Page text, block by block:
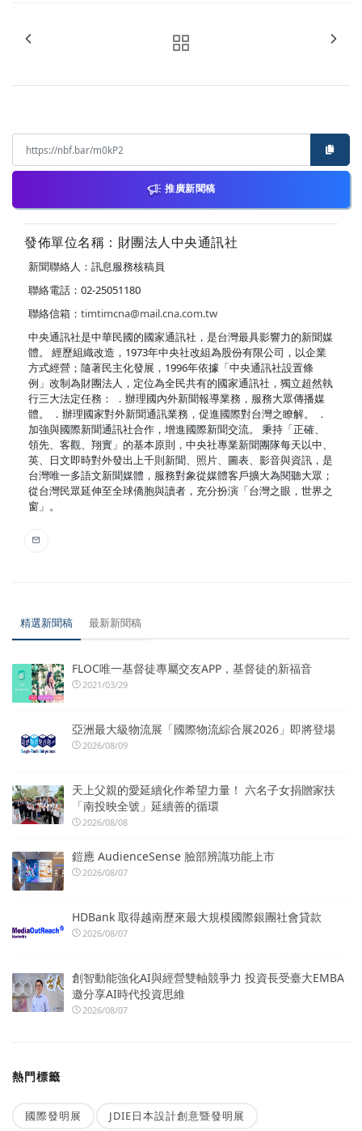
推廣新聞稿
發佈單位名稱：財團法人中央通訊社
新聞聯絡人：訊息服務核稿員
聯絡電話：02-25051180
聯絡信箱： timtimcna@mail.cna.com.tw
中央通訊社是中華民國的國家通訊社，是台灣最具影響力的新聞媒
體。 經歷組織改造，1973年中央社改組為股份有限公司，以企業
方式經營；隨著民主化發展，1996年依據「中央通訊社設置條
例」改制為財團法人，定位為全民共有的國家通訊社，獨立超然執
行三大法定任務： ．辦理國內外新聞報導業務，服務大眾傳播媒
體。 ．辦理國家對外新聞通訊業務，促進國際對台灣之瞭解。 ．
加強與國際新聞通訊社合作，增進國際新聞交流。 秉持「正確、
領先、客觀、翔實」的基本原則，中央社專業新聞團隊每天以中、
英、日文即時對外發出上千則新聞、照片、圖表、影音與資訊，是
台灣唯一多語文新聞媒體，服務對象從媒體客戶擴大為閱聽大眾；
從台灣民眾延伸至全球僑胞與讀者，充分扮演「台灣之眼，世界之
窗」。
精選新聞稿 最新新聞稿
FLOC唯一基督徒專屬交友APP，基督徒的新福音
2021/03/29
亞洲最大級物流展「國際物流綜合展2026」即將登場
2026/08/09
天上父親的愛延續化作希望力量！ 六名子女捐贈家扶
「南投映全號」延續善的循環
2026/08/08
鎧應 AudienceSense 臉部辨識功能上市
2026/08/07
HDBank 取得越南歷來最大規模國際銀團社會貸款
2026/08/07
創智動能強化AI與經營雙軸競爭力 投資長受臺大EMBA
邀分享AI時代投資思維
2026/08/07
熱門標籤
國際發明展 JDIE日本設計創意暨發明展